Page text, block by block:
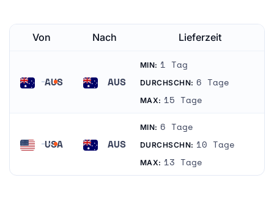
Von Nach Lieferzeit
AUS AUS
MIN: 1 Tag
DURCHSCHN: 6 Tage
MAX: 15 Tage
USA AUS
MIN: 6 Tage
DURCHSCHN: 10 Tage
MAX: 13 Tage